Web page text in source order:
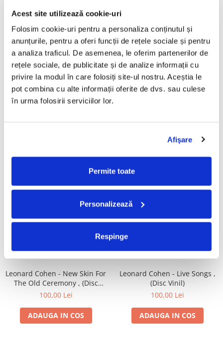
Acest site utilizează cookie-uri
Folosim cookie-uri pentru a personaliza conținutul și
anunțurile, pentru a oferi funcții de rețele sociale și pentru
a analiza traficul. De asemenea, le oferim partenerilor de
rețele sociale, de publicitate și de analize informații cu
privire la modul în care folosiți site-ul nostru. Aceștia le
pot combina cu alte informații oferite de dvs. sau culese
în urma folosirii serviciilor lor.
Afişare
Permite toate
Personalizează
Respinge
ADAUGA IN COS
Leonard Cohen - Recent
Songs , (Disc Vinil)
100,00 Lei
ADAUGA IN COS
Leonard Cohen - Thanks For
The Dance , (Disc Vinil)
210,00 Lei
ADAUGA IN COS
100,00 Lei
Leonard Cohen - You Want It
Darker , (Disc Vinil)
100,00 Lei
Leonard Cohen - Dear
Heather , (Disc Vinil)
120,00 Lei
Leonard Cohen - New Skin For
The Old Ceremony , (Disc
Vinil)
100,00 Lei
ADAUGA IN COS
Leonard Cohen - Live Songs ,
(Disc Vinil)
100,00 Lei
ADAUGA IN COS